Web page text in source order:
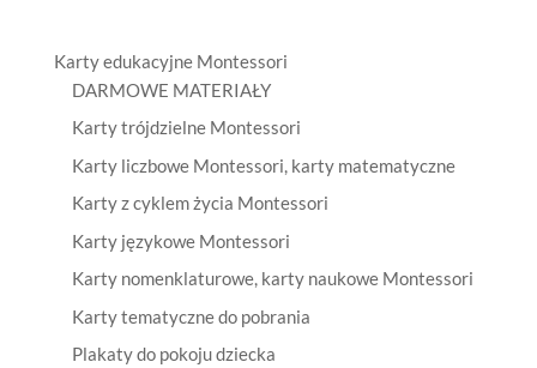
Karty edukacyjne Montessori
DARMOWE MATERIAŁY
Karty trójdzielne Montessori
Karty liczbowe Montessori, karty matematyczne
Karty z cyklem życia Montessori
Karty językowe Montessori
Karty nomenklaturowe, karty naukowe Montessori
Karty tematyczne do pobrania
Plakaty do pokoju dziecka